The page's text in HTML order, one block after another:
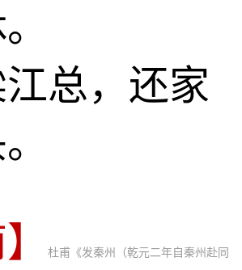
总，还家
杜甫《发秦州（乾元二年自秦州赴同